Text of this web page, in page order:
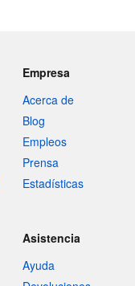
Empresa
Acerca de
Blog
Empleos
Prensa
Estadísticas
Asistencia
Ayuda